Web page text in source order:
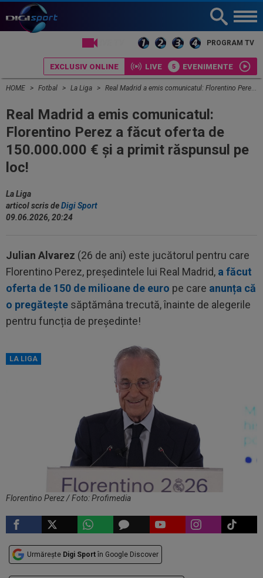
PROGRAM TV
EXCLUSIV ONLINE LIVE EVENIMENTE
HOME Fotbal La Liga Real Madrid a emis comunicatul: Florentino Perez a făcut oferta de 150.000.000 € și a primit răspunsul pe loc!
Real Madrid a emis comunicatul:
Florentino Perez a făcut oferta de
150.000.000 € și a primit răspunsul pe
loc!
La Liga
articol scris deDigi Sport
09.06.2026, 20:24
Julian Alvarez (26 de ani) este jucătorul pentru care
Florentino Perez, președintele lui Real Madrid, a făcut
oferta de 150 de milioane de euro pe care anunța că
o pregătește săptămâna trecută, înainte de alegerile
pentru funcția de președinte!
LA LIGA
Florentino Perez / Foto: Profimedia
Urmărește Digi Sport în Google Discover